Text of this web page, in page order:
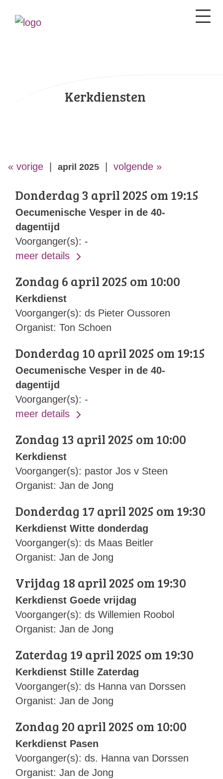
Kerkdiensten
« vorige april 2025 volgende »
Donderdag 3 april 2025 om 19:15
Oecumenische Vesper in de 40-
dagentijd
Voorganger(s): -
meer details
Zondag 6 april 2025 om 10:00
Kerkdienst
Voorganger(s): ds Pieter Oussoren
Organist: Ton Schoen
Donderdag 10 april 2025 om 19:15
Oecumenische Vesper in de 40-
dagentijd
Voorganger(s): -
meer details
Zondag 13 april 2025 om 10:00
Kerkdienst
Voorganger(s): pastor Jos v Steen
Organist: Jan de Jong
Donderdag 17 april 2025 om 19:30
Kerkdienst Witte donderdag
Voorganger(s): ds Maas Beitler
Organist: Jan de Jong
Vrijdag 18 april 2025 om 19:30
Kerkdienst Goede vrijdag
Voorganger(s): ds Willemien Roobol
Organist: Jan de Jong
Zaterdag 19 april 2025 om 19:30
Kerkdienst Stille Zaterdag
Voorganger(s): ds Hanna van Dorssen
Organist: Jan de Jong
Zondag 20 april 2025 om 10:00
Kerkdienst Pasen
Voorganger(s): ds. Hanna van Dorssen
Organist: Jan de Jong